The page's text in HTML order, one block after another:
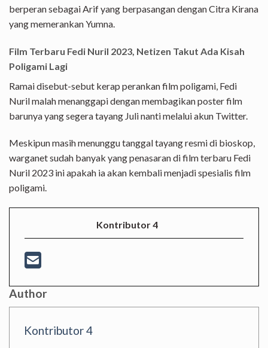
berperan sebagai Arif yang berpasangan dengan Citra Kirana
yang memerankan Yumna.
Film Terbaru Fedi Nuril 2023, Netizen Takut Ada Kisah
Poligami Lagi
Ramai disebut-sebut kerap perankan film poligami, Fedi
Nuril malah menanggapi dengan membagikan poster film
barunya yang segera tayang Juli nanti melalui akun Twitter.
Meskipun masih menunggu tanggal tayang resmi di bioskop,
warganet sudah banyak yang penasaran di film terbaru Fedi
Nuril 2023 ini apakah ia akan kembali menjadi spesialis film
poligami.
Kontributor 4
Author
Kontributor 4